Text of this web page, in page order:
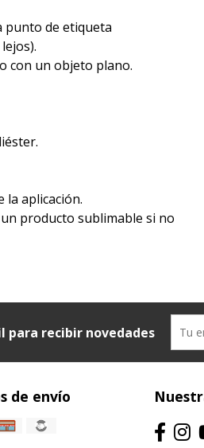
punto de etiqueta
con un objeto plano.
la aplicación.
producto sublimable si no
para recibir novedades
de envío